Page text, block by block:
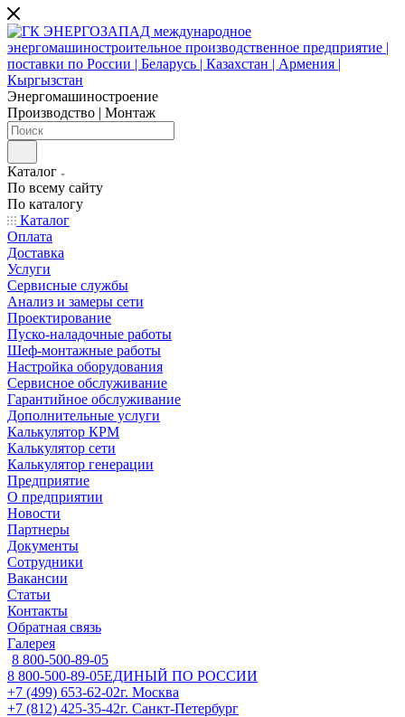
Энергомашиностроение
Производство | Монтаж
Каталог
По всему сайту
По каталогу
Каталог
Оплата
Доставка
Услуги
Сервисные службы
Анализ и замеры сети
Проектирование
Пуско-наладочные работы
Шеф-монтажные работы
Настройка оборудования
Сервисное обслуживание
Гарантийное обслуживание
Дополнительные услуги
Калькулятор КРМ
Калькулятор сети
Калькулятор генерации
Предприятие
О предприятии
Новости
Партнеры
Документы
Сотрудники
Вакансии
Статьи
Контакты
Обратная связь
Галерея
8 800-500-89-05
8 800-500-89-05ЕДИНЫЙ ПО РОССИИ
+7 (499) 653-62-02г. Москва
+7 (812) 425-35-42г. Санкт-Петербург